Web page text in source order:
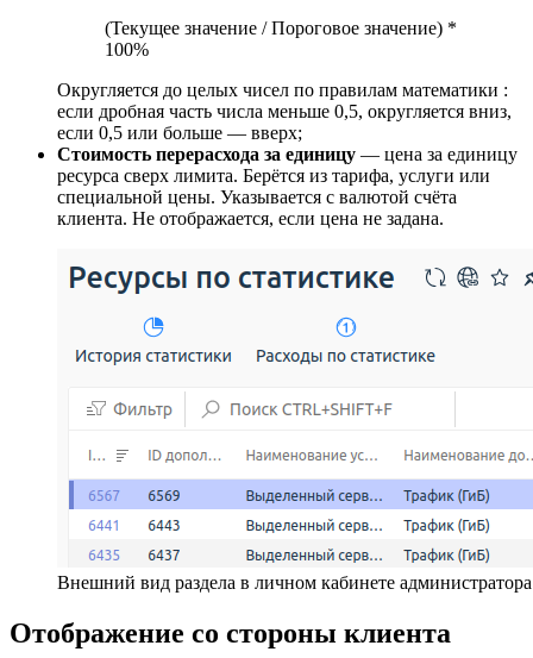
(Текущее значение / Пороговое значение) *
100%
Округляется до целых чисел по правилам математики :
если дробная часть числа меньше 0,5, округляется вниз,
если 0,5 или больше — вверх;
Стоимость перерасхода за единицу — цена за единицу
ресурса сверх лимита. Берётся из тарифа, услуги или
специальной цены. Указывается с валютой счёта
клиента. Не отображается, если цена не задана.
Внешний вид раздела в личном кабинете администратора
Отображение со стороны клиента